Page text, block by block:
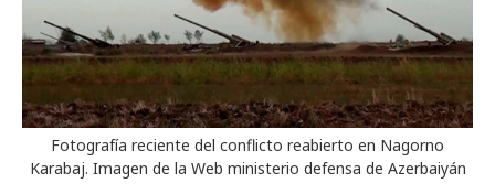
Fotografía reciente del conflicto reabierto en Nagorno
Karabaj. Imagen de la Web ministerio defensa de Azerbaiyán